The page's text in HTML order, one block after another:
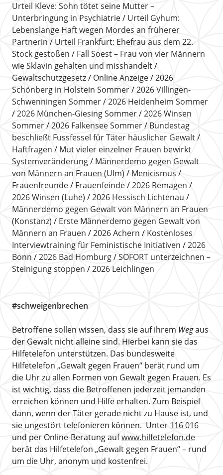
Urteil Kleve: Sohn tötet seine Mutter –
Unterbringung in Psychiatrie
Urteil Gyhum:
Lebenslange Haft wegen Mordes an früherer
Partnerin
Urteil Frankfurt: Ehefrau aus dem 22.
Stock gestoßen
Fall Soest – Frau von vier Männern
wie Sklavin gehalten und misshandelt
Gewaltschutzgesetz
Online Anzeige
2026
Schönberg in Holstein Sommer
2026 Villingen-
Schwenningen Sommer
2026 Heidenheim Sommer
2026 München-Giesing Sommer
2026 Winsen
Sommer
2026 Falkensee Sommer
Bundestag
beschließt Fussfessel für Täter häuslicher Gewalt
Haftfragen
Mut vieler einzelner Frauen bewirkt
Systemveränderung
Männerdemo gegen Gewalt
von Männern an Frauen (Ulm)
Menicismus
Frauenfreunde
Frauenfeinde
2026 Remagen
2026 Winsen (Luhe)
2026 Hessisch Lichtenau
Männerdemo gegen Gewalt von Männern an Frauen
(Konstanz)
Erste Männerdemo gegen Gewalt von
Männern an Frauen
2026 Achern
Kostenloses
Interviewtraining für Feministische Initiativen
2026
Bonn
2026 Bad Homburg
SOFORT unterzeichnen –
Steinigung stoppen
2026 Leichlingen
#schweigenbrechen
Betroffene sollen wissen, dass sie auf ihrem Wegaus
der Gewalt nicht alleine sind. Hierbei kann sie das
Hilfetelefon unterstützen. Das bundesweite
Hilfetelefon „Gewalt gegen Frauen“ berät rund um
die Uhr zu allen Formen von Gewalt gegen Frauen. Es
ist wichtig, dass die Betroffenen jederzeit jemanden
erreichen können und Hilfe erhalten. Zum Beispiel
dann, wenn der Täter gerade nicht zu Hause ist, und
sie ungestört telefonieren können. Unter 116 016
und per Online-Beratung aufwww.hilfetelefon.de
berät das Hilfetelefon „Gewalt gegen Frauen“ – rund
um die Uhr, anonym und kostenfrei.